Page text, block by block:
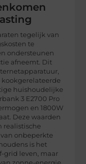
tegelijk van
te
ondersteunen
afneemt. Dit
huishoudelijke
3 E2700 Pro
en 1800W
Deze waarden
realistische
onbeperkte
is het
grid leven, maar